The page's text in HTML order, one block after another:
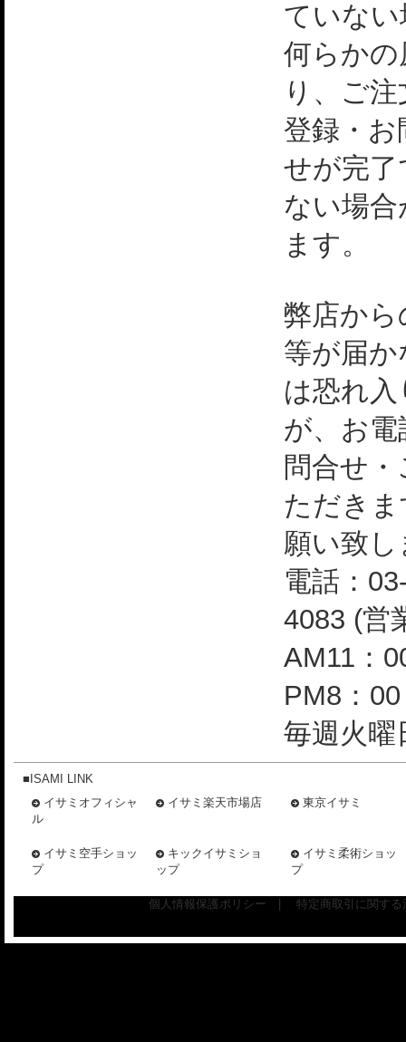
ていない
何らか
り、ご
登録・
せが完
ない場
ます。
弊店か
等が届
は恐れ
が、お
問合せ
ただき
願い致
電話：
4083 (営
AM11：
PM8：
毎週火曜
■ISAMI LINK
イサミオフィシャ
ル
イサミ楽天市場店 東京イサミ
イサミ空手ショッ
プ
キックイサミショ
ップ
イサミ柔術ショッ
プ
個人情報保護ポリシー 特定商取引に関す